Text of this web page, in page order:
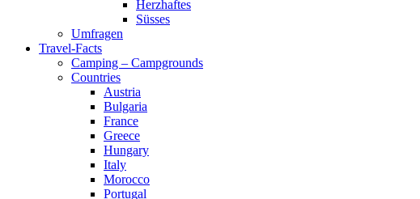
Herzhaftes
Süsses
Umfragen
Travel-Facts
Camping – Campgrounds
Countries
Austria
Bulgaria
France
Greece
Hungary
Italy
Morocco
Portugal